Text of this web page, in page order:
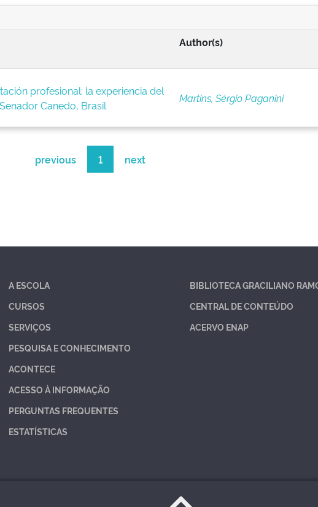
Author(s)
profesional: la experiencia del
Canedo, Brasil
Martins, Sérgio Paganini
previous 1 next
A ESCOLA
CURSOS
SERVIÇOS
PESQUISA E CONHECIMENTO
ACONTECE
ACESSO À INFORMAÇÃO
PERGUNTAS FREQUENTES
ESTATÍSTICAS
BIBLIOTECA GRACILIANO
CENTRAL DE CONTEÚDO
ACERVO ENAP